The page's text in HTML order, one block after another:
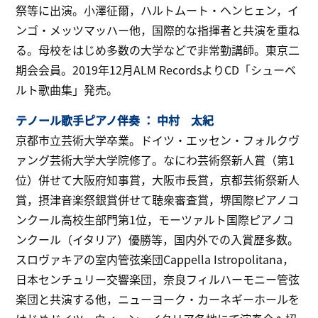
祭等に出演。小澤征爾，ハルトムート・ヘンヒェン，イ
ンゴ・メッツマッハー他，国際的な指揮者と共演を重ね
る。母校をはじめ多数の大学などで非常勤講師。東京二
期会会員。2019年12月ALM RecordsよりCD「シューベ
ルト歌曲集」発売。
テノール歌手ピアノ伴奏 ： 中村 太紀
京都市立芸術大学卒業。ドイツ・エッセン・フォルクヴ
ァング芸術大学大学院修了。なにわ芸術祭新人賞（第1
位）併せて大阪府知事賞，大阪市長賞，京都芸術祭新人
賞，摂津音楽祭銀賞併せて聴衆審査賞，堺国際ピアノコ
ンクール高校生部門第1位，モーツァルト国際ピアノコ
ンクール（イタリア）優勝等，国内外での入賞歴多数。
スロヴァキアの室内管弦楽団Cappella Istropolitana，
日本センチュリー交響楽団，奈良フィルハーモニー管弦
楽団と共演する他，ニューヨーク・カーネギーホールを